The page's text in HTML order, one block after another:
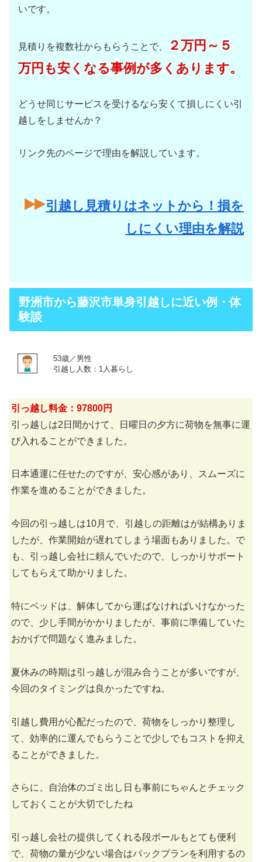
いです。
見積りを複数社からもらうことで、
２万円～５
万円も安くなる事例が多くあります。
どうせ同じサービスを受けるなら安くて損しにくい引
越しをしませんか？
リンク先のページで理由を解説しています。
引越し見積りはネットから！損を
しにくい理由を解説
野洲市から藤沢市単身引越しに近い例・体
験談
53歳／男性
引越し人数：1人暮らし
引っ越し料金：97800円
引っ越しは2日間かけて、日曜日の夕方に荷物を無事に運
び入れることができました。
日本通運に任せたのですが、安心感があり、スムーズに
作業を進めることができました。
今回の引っ越しは10月で、引越しの距離はが結構ありま
したが、作業開始が遅れてしまう場面もありました。で
も、引っ越し会社に頼んでいたので、しっかりサポート
してもらえて助かりました。
特にベッドは、解体してから運ばなければいけなかった
ので、少し手間がかかりましたが、事前に準備していた
おかげで問題なく進みました。
夏休みの時期は引っ越しが混み合うことが多いですが、
今回のタイミングは良かったですね。
引越し費用が心配だったので、荷物をしっかり整理し
て、効率的に運んでもらうことで少しでもコストを抑え
ることができました。
さらに、自治体のゴミ出し日も事前にちゃんとチェック
しておくことが大切でしたね
引っ越し会社の提供してくれる段ボールもとても便利
で、荷物の量が少ない場合はパックプランを利用するの